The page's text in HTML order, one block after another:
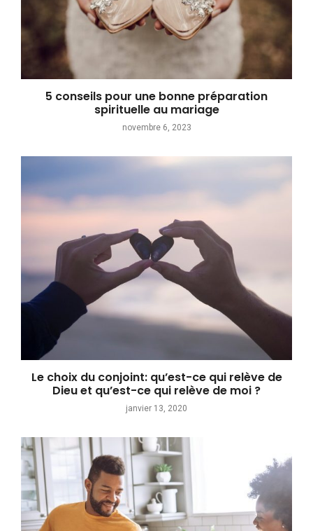
5 conseils pour une bonne préparation
spirituelle au mariage
novembre 6, 2023
Le choix du conjoint: qu’est-ce qui relève de
Dieu et qu’est-ce qui relève de moi ?
janvier 13, 2020